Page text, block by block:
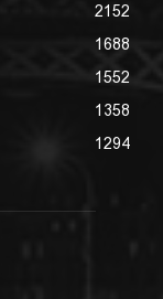
2152
1688
1552
1358
1294